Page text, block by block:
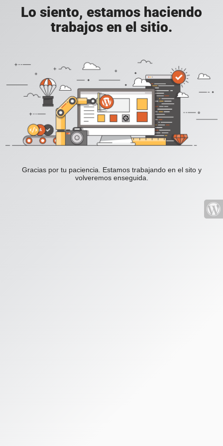
Lo siento, estamos haciendo
trabajos en el sitio.
Gracias por tu paciencia. Estamos trabajando en el sito y
volveremos enseguida.